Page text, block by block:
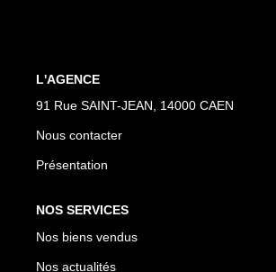
L'AGENCE
91 Rue SAINT-JEAN, 14000 CAEN
Nous contacter
Présentation
NOS SERVICES
Nos biens vendus
Nos actualités